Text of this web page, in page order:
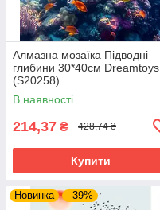
Алмазна мозаїка Підводні
глибини 30*40см Dreamtoys
(S20258)
В наявності
214,37 ₴ 428,74 ₴
Купити
Новинка –39%